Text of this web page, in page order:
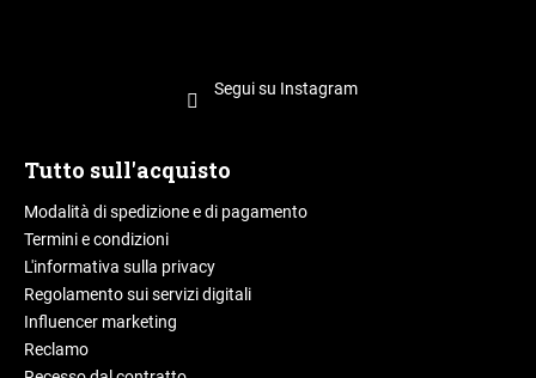
Segui su Instagram
Tutto sull'acquisto
Modalità di spedizione e di pagamento
Termini e condizioni
L'informativa sulla privacy
Regolamento sui servizi digitali
Influencer marketing
Reclamo